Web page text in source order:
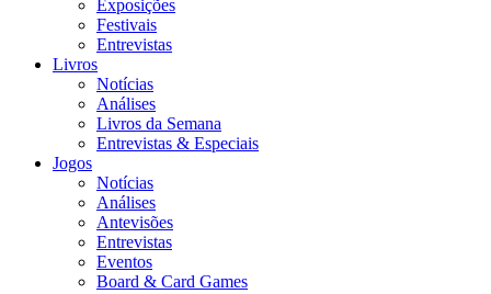
Exposições
Festivais
Entrevistas
Livros
Notícias
Análises
Livros da Semana
Entrevistas & Especiais
Jogos
Notícias
Análises
Antevisões
Entrevistas
Eventos
Board & Card Games